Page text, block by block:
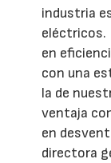
industria
eléctricos.
en
con una
la de
ventaja
en
directora